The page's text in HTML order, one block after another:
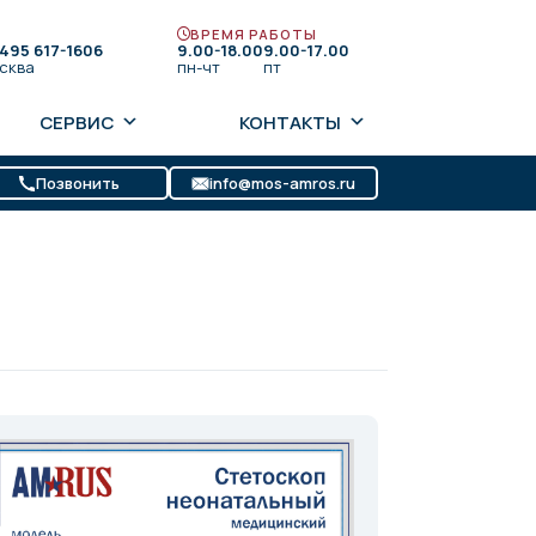
617-1606
ВРЕМЯ РАБОТЫ
9.00-18.00
пн-чт
9.00-17.00
пт
СЕРВИС КОНТАКТЫ
Позвонить info@mos-amros.ru